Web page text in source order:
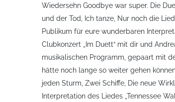
Wiedersehn Goodbye war super. Die
und der Tod, Ich tanze, Nur noch die
Publikum für eure wunderbaren
Clubkonzert „Im Duett“ mit dir und
musikalischen Programm, gepaart mit
hätte noch lange so weiter gehen
jeden Sturm, Zwei Schiffe, Die neue
Interpretation des Liedes „Tennessee